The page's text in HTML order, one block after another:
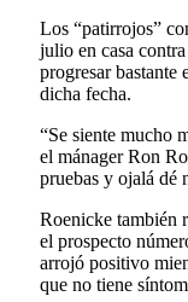
Los “patirrojos”
julio en casa
progresar bastante
dicha fecha.
“Se siente mucho
el mánager Ron
pruebas y ojalá dé
Roenicke también
el prospecto
arrojó positivo
que no tiene